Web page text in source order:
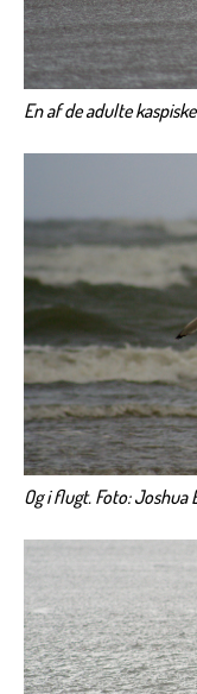
En af de adulte
Og i flugt. Foto: Joshua